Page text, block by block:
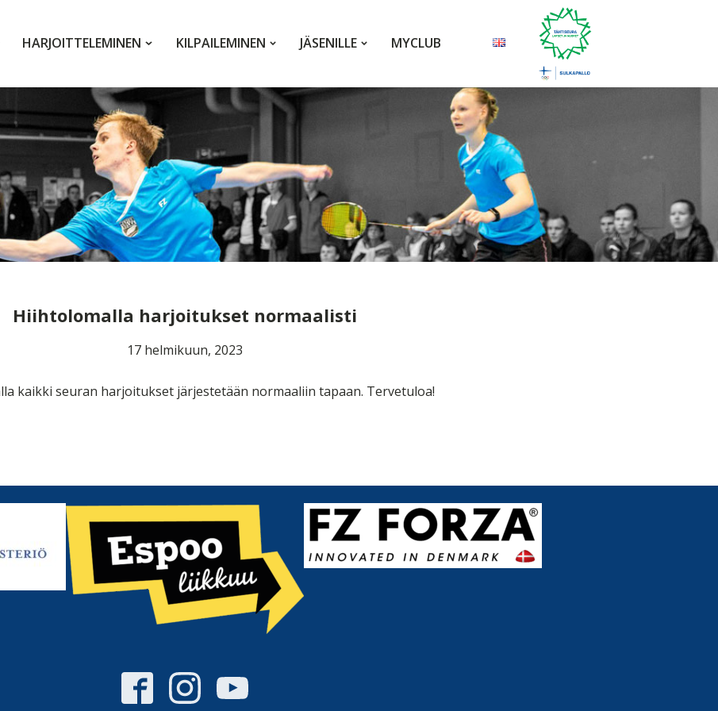
HARJOITTELEMINEN KILPAILEMINEN JÄSENILLE MYCLUB
Hiihtolomalla harjoitukset normaalisti
17 helmikuun, 2023
kaikki seuran harjoitukset järjestetään normaaliin tapaan. Tervetuloa!